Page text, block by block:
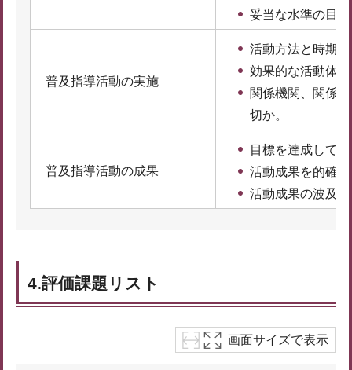
妥当な水準の目
普及指導活動の実施
活動方法と時期
効果的な活動体
関係機関、関係
切か。
普及指導活動の成果
目標を達成して
活動成果を的確
活動成果の波及
4.評価課題リスト
画面サイズで表示